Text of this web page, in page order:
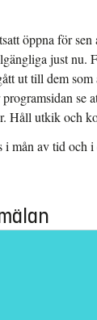
öppna för sen
just nu.
ut till dem
se
Håll utkik och
i mån av tid